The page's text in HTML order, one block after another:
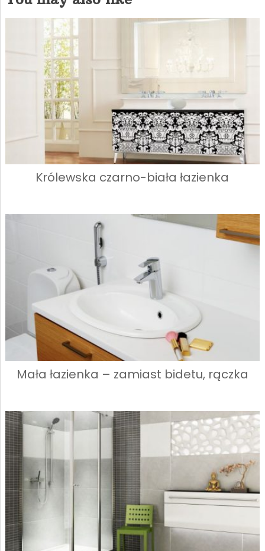
Królewska czarno-biała łazienka
Mała łazienka – zamiast bidetu, rączka